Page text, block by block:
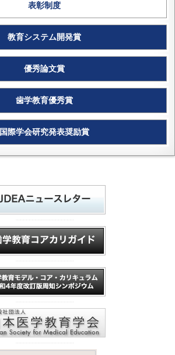
表彰制度
教育システム開発賞
優秀論文賞
歯学教育優秀賞
国際学会研究発表奨励賞